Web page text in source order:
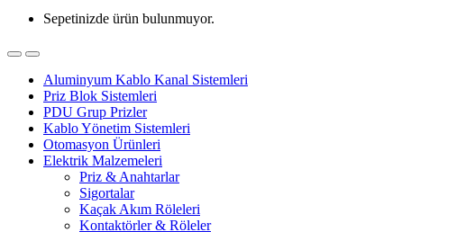
Sepetinizde ürün bulunmuyor.
Aluminyum Kablo Kanal Sistemleri
Priz Blok Sistemleri
PDU Grup Prizler
Kablo Yönetim Sistemleri
Otomasyon Ürünleri
Elektrik Malzemeleri
Priz & Anahtarlar
Sigortalar
Kaçak Akım Röleleri
Kontaktörler & Röleler